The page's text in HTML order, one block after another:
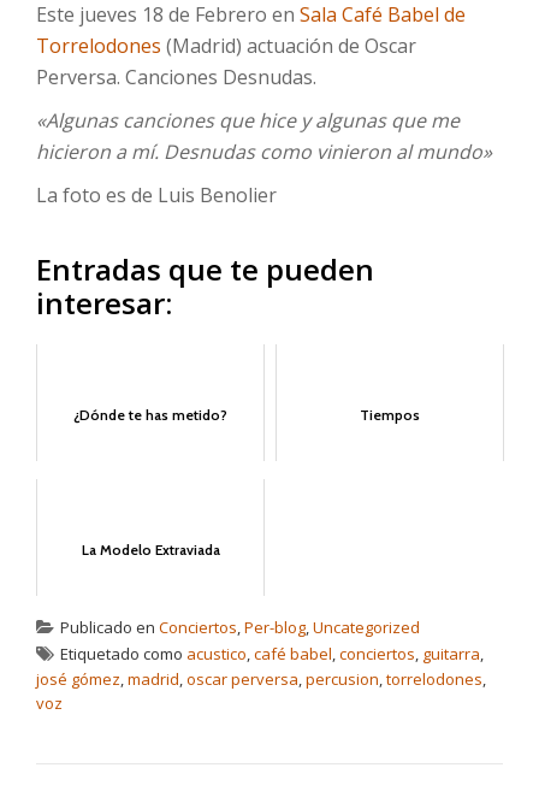
Este jueves 18 de Febrero en Sala Café Babel de
Torrelodones (Madrid) actuación de Oscar
Perversa. Canciones Desnudas.
«Algunas canciones que hice y algunas que me
hicieron a mí. Desnudas como vinieron al mundo»
La foto es de Luis Benolier
Entradas que te pueden
interesar:
¿Dónde te has metido? Tiempos
La Modelo Extraviada
Publicado en Conciertos,Per-blog,Uncategorized
Etiquetado como acustico,café babel,conciertos, guitarra,
josé gómez,madrid,oscar perversa,percusion,torrelodones,
voz